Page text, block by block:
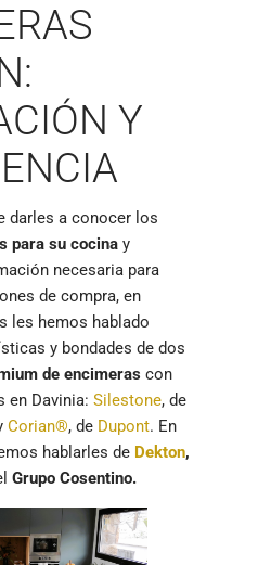
Y
darles a conocer los
para su cocina y
necesaria para
de compra, en
les hemos hablado
y bondades de dos
de encimeras con
en Davinia: Silestone, de
Corian®, de Dupont. En
hablarles de Dekton,
Grupo Cosentino.